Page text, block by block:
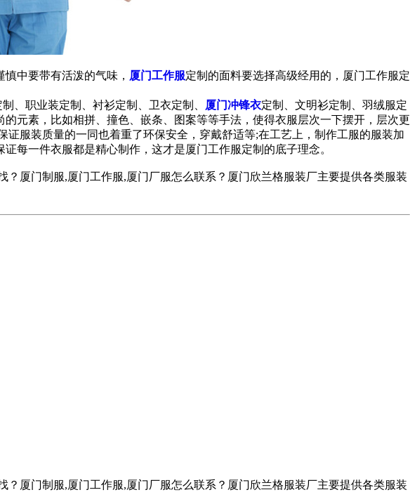
中要带有活泼的气味， 厦门工作服定制的面料要选择高级经用的，厦门工作服定
、职业装定制、衬衫定制、卫衣定制、
厦门冲锋衣定制、文明衫定制、羽绒服定
元素，比如相拼、撞色、嵌条、图案等等手法，使得衣服层次一下摆开，层次更
服装质量的一同也着重了环保安全，穿戴舒适等;在工艺上，制作工服的服装加
每一件衣服都是精心制作，这才是厦门工作服定制的底子理念。
厦门制服,厦门工作服,厦门厂服怎么联系？厦门欣兰格服装厂主要提供各类服装
厦门制服,厦门工作服,厦门厂服怎么联系？厦门欣兰格服装厂主要提供各类服装